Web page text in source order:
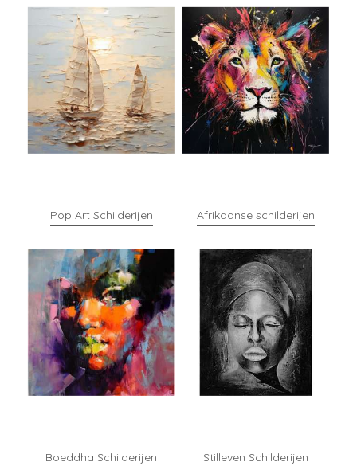
Pop Art Schilderijen Afrikaanse schilderijen
Boeddha Schilderijen Stilleven Schilderijen